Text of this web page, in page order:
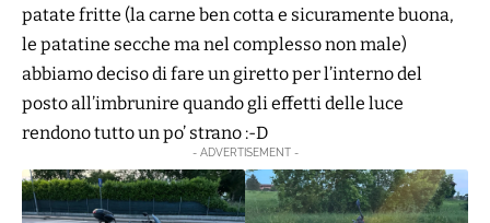
patate fritte (la carne ben cotta e sicuramente buona,
le patatine secche ma nel complesso non male)
abbiamo deciso di fare un giretto per l’interno del
posto all’imbrunire quando gli effetti delle luce
rendono tutto un po’ strano :-D
- ADVERTISEMENT -